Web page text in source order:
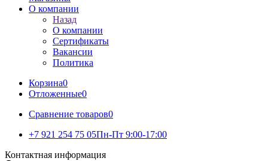
О компании
Назад
О компании
Сертификаты
Вакансии
Политика
Корзина0
Отложенные0
Сравнение товаров0
+7 921 254 75 05Пн-Пт 9:00-17:00
Контактная информация